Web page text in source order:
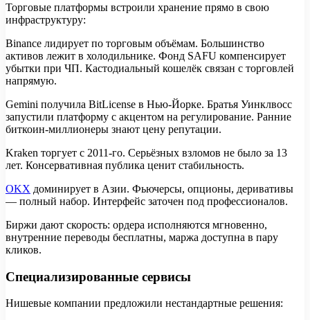
Торговые платформы встроили хранение прямо в свою
инфраструктуру:
Binance лидирует по торговым объёмам. Большинство
активов лежит в холодильнике. Фонд SAFU компенсирует
убытки при ЧП. Кастодиальный кошелёк связан с торговлей
напрямую.
Gemini получила BitLicense в Нью-Йорке. Братья Уинклвосс
запустили платформу с акцентом на регулирование. Ранние
биткоин-миллионеры знают цену репутации.
Kraken торгует с 2011-го. Серьёзных взломов не было за 13
лет. Консервативная публика ценит стабильность.
OKX доминирует в Азии. Фьючерсы, опционы, деривативы
— полный набор. Интерфейс заточен под профессионалов.
Биржи дают скорость: ордера исполняются мгновенно,
внутренние переводы бесплатны, маржа доступна в пару
кликов.
Специализированные сервисы
Нишевые компании предложили нестандартные решения: